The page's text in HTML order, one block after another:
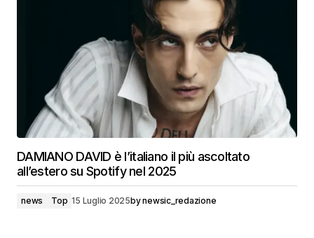
DAMIANO DAVID è l’italiano il più ascoltato
all’estero su Spotify nel 2025
news Top 15 Luglio 2025bynewsic_redazione